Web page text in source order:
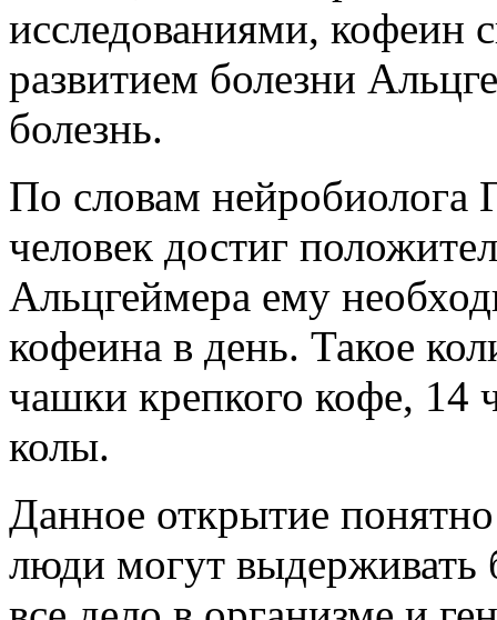
исследованиями, кофеин
развитием болезни
болезнь.
По словам нейробиолога
человек достиг
Альцгеймера ему
кофеина в день. Такое
чашки крепкого кофе, 14
колы.
Данное открытие
люди могут выдерживать